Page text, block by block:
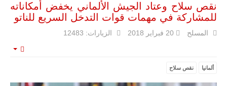
نقص سلاح وعتاد الجيش الألماني يخفض أمكاناته
للمشاركة في مهمات قوات التدخل السريع للناتو
المسلح 20 فبراير 2018 الزيارات: 12483
ألمانيا نقص سلاح